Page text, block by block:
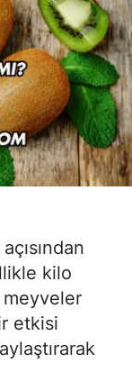
kilo
etkisi